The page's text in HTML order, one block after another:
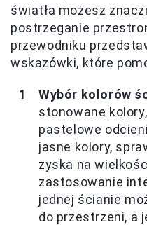
światła możesz
postrzeganie
przewodniku
wskazówki, które
Wybór kolorów
stonowane
pastelowe
jasne kolory,
zyska na
zastosowanie
jednej ścianie
do przestrzeni, a